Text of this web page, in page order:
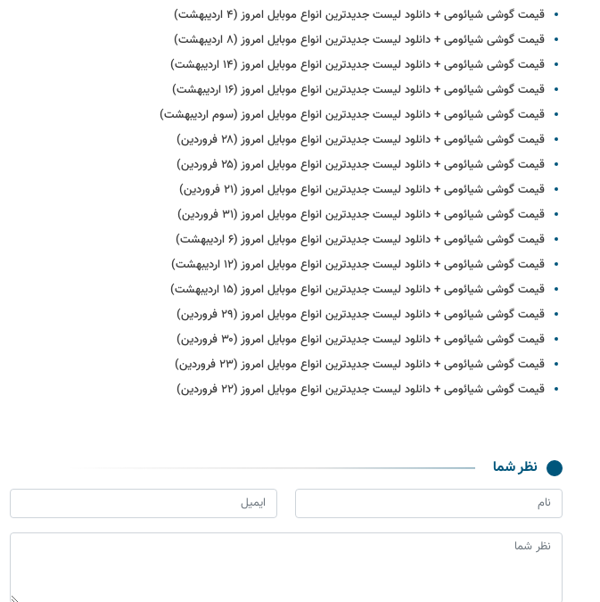
قیمت گوشی‌ شیائومی + دانلود لیست جدیدترین انواع موبایل امروز (۴ اردیبهشت)
قیمت گوشی‌ شیائومی + دانلود لیست جدیدترین انواع موبایل امروز (۸ اردیبهشت)
قیمت گوشی‌ شیائومی + دانلود لیست جدیدترین انواع موبایل امروز (۱۴ اردیبهشت)
قیمت گوشی‌ شیائومی + دانلود لیست جدیدترین انواع موبایل امروز (۱۶ اردیبهشت)
قیمت گوشی‌ شیائومی + دانلود لیست جدیدترین انواع موبایل امروز (سوم اردیبهشت)
قیمت گوشی‌ شیائومی + دانلود لیست جدیدترین انواع موبایل امروز (۲۸ فروردین)
قیمت گوشی‌ شیائومی + دانلود لیست جدیدترین انواع موبایل امروز (۲۵ فروردین)
قیمت گوشی‌ شیائومی + دانلود لیست جدیدترین انواع موبایل امروز (۲۱ فروردین)
قیمت گوشی‌ شیائومی + دانلود لیست جدیدترین انواع موبایل امروز (۳۱ فروردین)
قیمت گوشی‌ شیائومی + دانلود لیست جدیدترین انواع موبایل امروز (۶ اردیبهشت)
قیمت گوشی‌ شیائومی + دانلود لیست جدیدترین انواع موبایل امروز (۱۲ اردیبهشت)
قیمت گوشی‌ شیائومی + دانلود لیست جدیدترین انواع موبایل امروز (۱۵ اردیبهشت)
قیمت گوشی‌ شیائومی + دانلود لیست جدیدترین انواع موبایل امروز (۲۹ فروردین)
قیمت گوشی‌ شیائومی + دانلود لیست جدیدترین انواع موبایل امروز (۳۰ فروردین)
قیمت گوشی‌ شیائومی + دانلود لیست جدیدترین انواع موبایل امروز (۲۳ فروردین)
قیمت گوشی‌ شیائومی + دانلود لیست جدیدترین انواع موبایل امروز (۲۲ فروردین)
نظر شما